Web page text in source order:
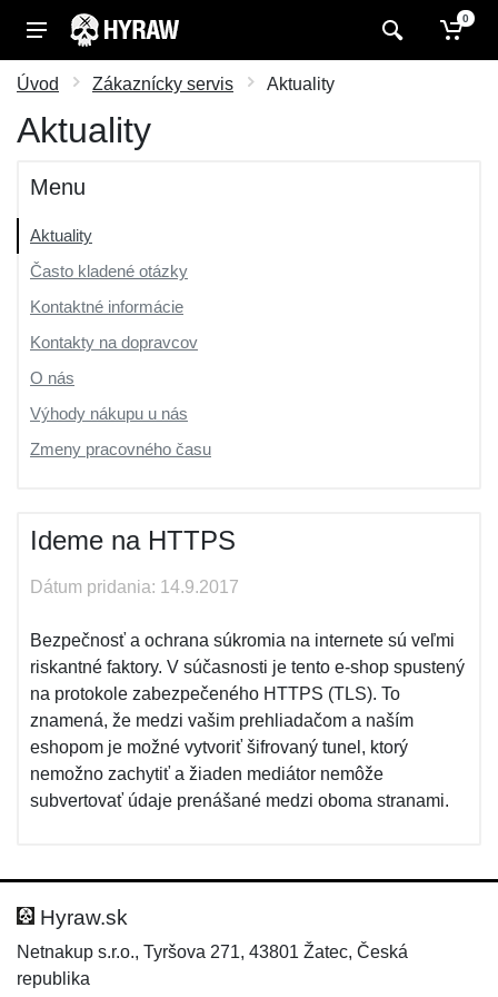
0
Úvod Zákaznícky servis Aktuality
Aktuality
Menu
Aktuality
Často kladené otázky
Kontaktné informácie
Kontakty na dopravcov
O nás
Výhody nákupu u nás
Zmeny pracovného času
Ideme na HTTPS
Dátum pridania: 14.9.2017
Bezpečnosť a ochrana súkromia na internete sú veľmi
riskantné faktory. V súčasnosti je tento e-shop spustený
na protokole zabezpečeného HTTPS (TLS). To
znamená, že medzi vašim prehliadačom a naším
eshopom je možné vytvoriť šifrovaný tunel, ktorý
nemožno zachytiť a žiaden mediátor nemôže
subvertovať údaje prenášané medzi oboma stranami.
Hyraw.sk
Netnakup s.r.o., Tyršova 271, 43801 Žatec, Česká
republika